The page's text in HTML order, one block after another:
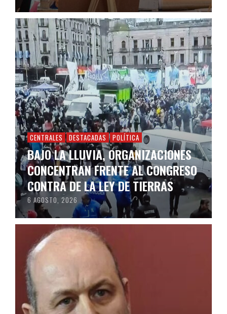
CENTRALES DESTACADAS POLÍTICA
BAJO LA LLUVIA, ORGANIZACIONES
CONCENTRAN FRENTE AL CONGRESO
CONTRA DE LA LEY DE TIERRAS
6 AGOSTO, 2026